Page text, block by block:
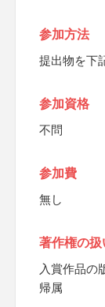
参加方法
提出物を下
参加資格
不問
参加費
無し
著作権の扱
入賞作品の
帰属